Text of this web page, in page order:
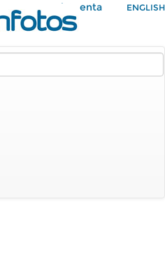
Mi Cuenta ENGLISH